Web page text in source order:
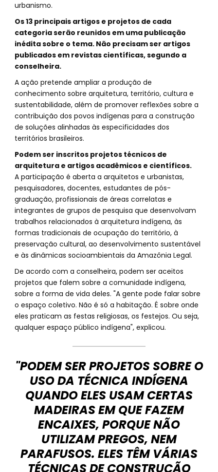
urbanismo.
Os 13 principais artigos e projetos de cada
categoria serão reunidos em uma publicação
inédita sobre o tema. Não precisam ser artigos
publicados em revistas científicas, segundo a
conselheira.
A ação pretende ampliar a produção de
conhecimento sobre arquitetura, território, cultura e
sustentabilidade, além de promover reflexões sobre a
contribuição dos povos indígenas para a construção
de soluções alinhadas às especificidades dos
territórios brasileiros.
Podem ser inscritos projetos técnicos de
arquitetura e artigos acadêmicos e científicos.
A participação é aberta a arquitetos e urbanistas,
pesquisadores, docentes, estudantes de pós-
graduação, profissionais de áreas correlatas e
integrantes de grupos de pesquisa que desenvolvam
trabalhos relacionados à arquitetura indígena, às
formas tradicionais de ocupação do território, à
preservação cultural, ao desenvolvimento sustentável
e às dinâmicas socioambientais da Amazônia Legal.
De acordo com a conselheira, podem ser aceitos
projetos que falem sobre a comunidade indígena,
sobre a forma de vida deles. "A gente pode falar sobre
o espaço coletivo. Não é só a habitação. É sobre onde
eles praticam as festas religiosas, os festejos. Ou seja,
qualquer espaço público indígena", explicou.
"PODEM SER PROJETOS SOBRE O
USO DA TÉCNICA INDÍGENA
QUANDO ELES USAM CERTAS
MADEIRAS EM QUE FAZEM
ENCAIXES, PORQUE NÃO
UTILIZAM PREGOS, NEM
PARAFUSOS. ELES TÊM VÁRIAS
TÉCNICAS DE CONSTRUÇÃO